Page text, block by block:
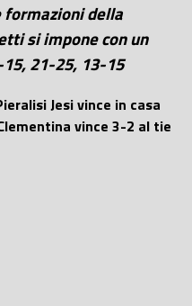
formazioni della
si impone con un
21-25, 13-15
Jesi vince in casa
vince 3-2 al tie